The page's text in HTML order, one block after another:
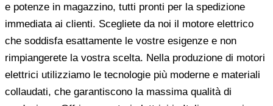
e potenze in magazzino, tutti pronti per la spedizione
immediata ai clienti. Scegliete da noi il motore elettrico
che soddisfa esattamente le vostre esigenze e non
rimpiangerete la vostra scelta. Nella produzione di motori
elettrici utilizziamo le tecnologie più moderne e materiali
collaudati, che garantiscono la massima qualità di